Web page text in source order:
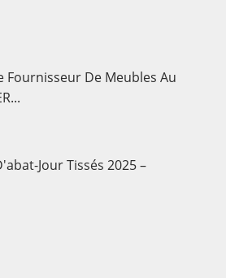
Fournisseur De Meubles Au
Jour Tissés 2025 –